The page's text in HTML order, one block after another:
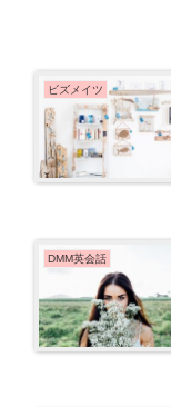
ビズメイツ
DMM英会話